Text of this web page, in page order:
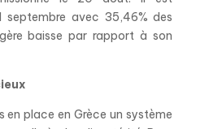
septembre avec 35,46% des
baisse par rapport à son
en place en Grèce un système